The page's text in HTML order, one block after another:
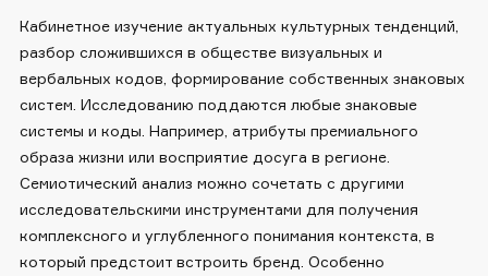
Кабинетное изучение актуальных культурных тенденций,
разбор сложившихся в обществе визуальных и
вербальных кодов, формирование собственных знаковых
систем. Исследованию поддаются любые знаковые
системы и коды. Например, атрибуты премиального
образа жизни или восприятие досуга в регионе.
Семиотический анализ можно сочетать с другими
исследовательскими инструментами для получения
комплексного и углубленного понимания контекста, в
который предстоит встроить бренд. Особенно